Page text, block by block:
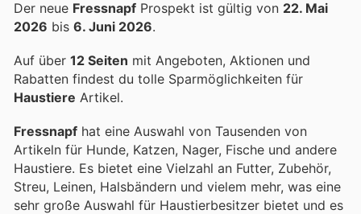
Der neue Fressnapf Prospekt ist gültig von 22. Mai
2026 bis 6. Juni 2026.
Auf über 12 Seiten mit Angeboten, Aktionen und
Rabatten findest du tolle Sparmöglichkeiten für
Haustiere Artikel.
Fressnapf hat eine Auswahl von Tausenden von
Artikeln für Hunde, Katzen, Nager, Fische und andere
Haustiere. Es bietet eine Vielzahl an Futter, Zubehör,
Streu, Leinen, Halsbändern und vielem mehr, was eine
sehr große Auswahl für Haustierbesitzer bietet und es